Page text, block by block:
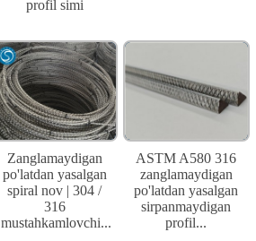
profil simi
Zanglamaydigan
po'latdan yasalgan
spiral nov | 304 /
316
mustahkamlovchi...
ASTM A580 316
zanglamaydigan
po'latdan yasalgan
sirpanmaydigan
profil...